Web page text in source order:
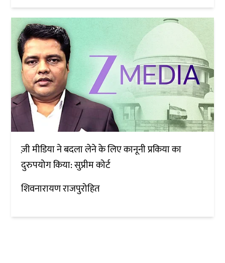
ज़ी मीडिया ने बदला लेने के लिए कानूनी प्रकिया का
दुरुपयोग किया: सुप्रीम कोर्ट
शिवनारायण राजपुरोहित